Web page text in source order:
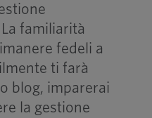
familiarità
fedeli a
ti farà
blog, imparerai
la gestione